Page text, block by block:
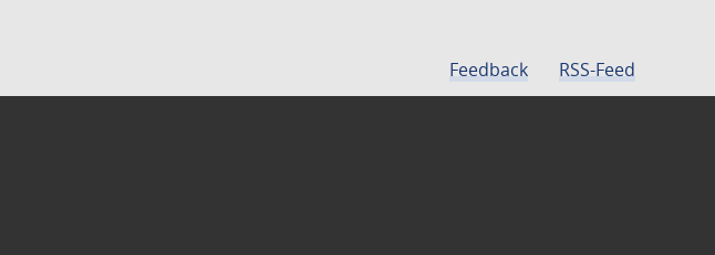
Feedback RSS-Feed